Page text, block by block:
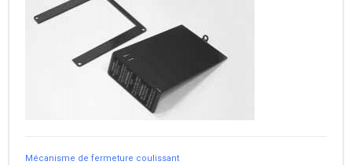
Mécanisme de fermeture coulissant